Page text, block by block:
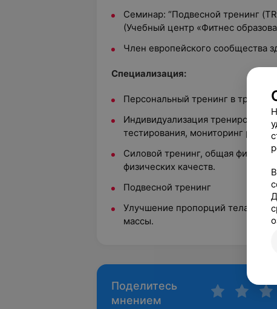
Семинар: “Подвесной тренинг
(Учебный центр «Фитнес
Член европейского сообщества
Специализация:
Персональный тренинг в
Индивидуализация
тестирования, мониторинг
Силовой тренинг, общая
физических качеств.
Подвесной тренинг
Улучшение пропорций тела,
массы.
Поделитесь
мнением